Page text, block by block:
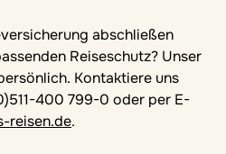
abschließen
Reiseschutz? Unser
Kontaktiere uns
400 799-0 oder per E-
reisen.de.